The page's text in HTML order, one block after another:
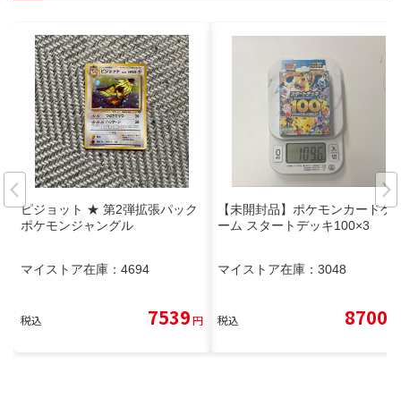
ピジョット ★ 第2弾拡張パック
ポケモンジャングル
マイストア在庫： 4694
税込 7539円
【未開封品】ポケモンカードゲ
ーム スタートデッキ100×3
マイストア在庫： 3048
税込 8700